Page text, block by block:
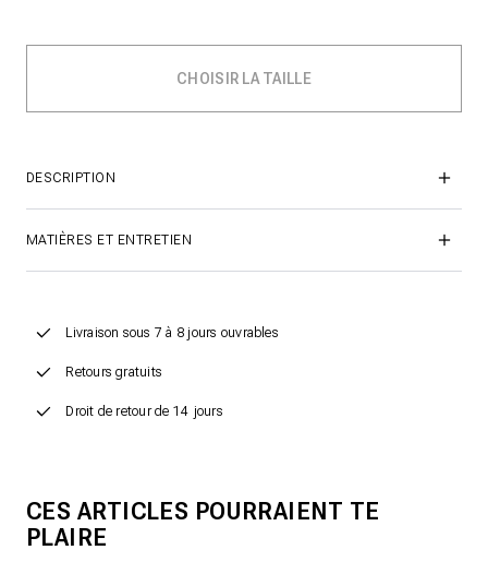
DESCRIPTION
MATIÈRES ET ENTRETIEN
Livraison sous 7 à 8 jours ouvrables
Retours gratuits
Droit de retour de 14 jours
CES ARTICLES POURRAIENT TE
PLAIRE